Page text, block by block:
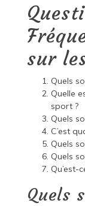
sur
Quels
Quelle
sport ?
Quels
C’est
Quels
Quels
Qu’est-
Quels